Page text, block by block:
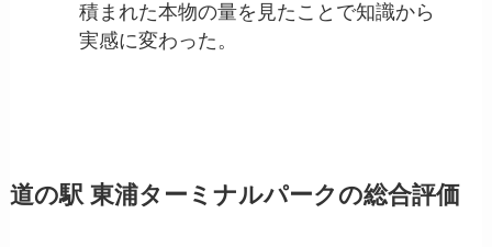
積まれた本物の量を見たことで知識から
実感に変わった。
道の駅 東浦ターミナルパークの総合評価